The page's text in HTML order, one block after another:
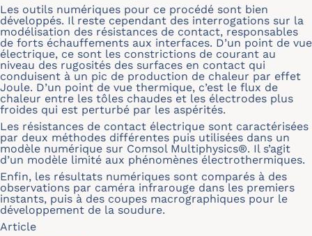
Les outils numériques pour ce procédé sont bien
développés. Il reste cependant des interrogations sur la
modélisation des résistances de contact, responsables
de forts échauffements aux interfaces. D’un point de vue
électrique, ce sont les constrictions de courant au
niveau des rugosités des surfaces en contact qui
conduisent à un pic de production de chaleur par effet
Joule. D’un point de vue thermique, c’est le flux de
chaleur entre les tôles chaudes et les électrodes plus
froides qui est perturbé par les aspérités.
Les résistances de contact électrique sont caractérisées
par deux méthodes différentes puis utilisées dans un
modèle numérique sur Comsol Multiphysics®. Il s’agit
d’un modèle limité aux phénomènes électrothermiques.
Enfin, les résultats numériques sont comparés à des
observations par caméra infrarouge dans les premiers
instants, puis à des coupes macrographiques pour le
développement de la soudure.
Article